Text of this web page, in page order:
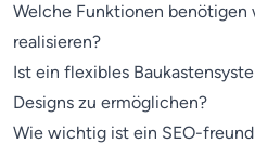
Welche Funktionen benötigen
realisieren?
Ist ein flexibles
Designs zu ermöglichen?
Wie wichtig ist ein SEO-